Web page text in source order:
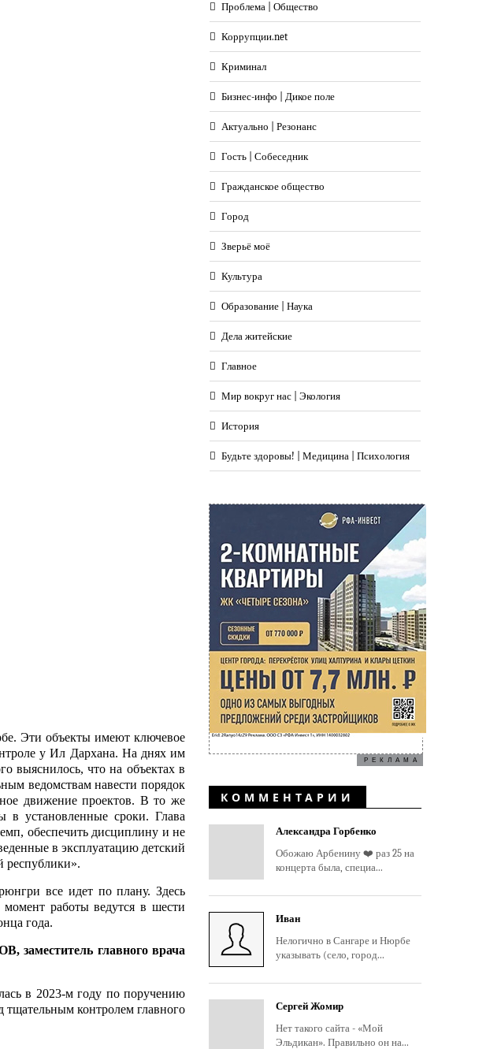
Эти объекты имеют ключевое
у Ил Дархана. На днях им
выяснилось, что на объектах в
ведомствам навести порядок
движение проектов. В то же
в установленные сроки. Глава
обеспечить дисциплину и не
в эксплуатацию детский
республики».
все идет по плану. Здесь
работы ведутся в шести
года.
заместитель главного врача
в 2023-м году по поручению
тщательным контролем главного
Проблема | Общество
Коррупции.net
Криминал
Бизнес-инфо | Дикое поле
Актуально | Резонанс
Гость | Собеседник
Гражданское общество
Город
Зверьё моё
Культура
Образование | Наука
Дела житейские
Главное
Мир вокруг нас | Экология
История
Будьте здоровы! | Медицина | Психология
РЕКЛАМА
КОММЕНТАРИИ
Александра Горбенко
Обожаю Арбенину ❤️ раз 25 на
концерта была, специа...
Иван
Нелогично в Сангаре и Нюрбе
указывать (село, город...
Сергей Жомир
Нет такого сайта - «Мой
Эльдикан». Правильно он на...